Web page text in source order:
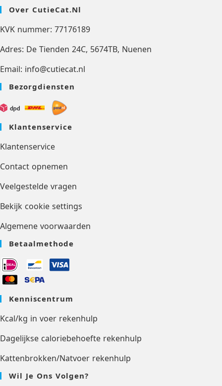
Over CutieCat.nl
KVK nummer: 77176189
Adres: De Tienden 24C, 5674TB, Nuenen
Email: info@cutiecat.nl
Bezorgdiensten
Klantenservice
Klantenservice
Contact opnemen
Veelgestelde vragen
Bekijk cookie settings
Algemene voorwaarden
Betaalmethode
Kenniscentrum
Kcal/kg in voer rekenhulp
Dagelijkse caloriebehoefte rekenhulp
Kattenbrokken/Natvoer rekenhulp
Wil Je Ons Volgen?